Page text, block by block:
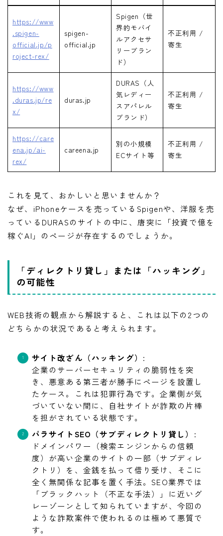
https://www
.spigen-
official.jp/p
roject-rex/
spigen-
official.jp
Spigen（世
界的モバイ
ルアクセサ
リーブラン
ド）
不正利用 /
寄生
https://www
.duras.jp/re
x/
duras.jp
DURAS（人
気レディー
スアパレル
ブランド）
不正利用 /
寄生
https://care
ena.jp/ai-
rex/
careena.jp
別の小規模
ECサイト等
不正利用 /
寄生
これを見て、おかしいと思いませんか？
なぜ、iPhoneケースを売っているSpigenや、洋服を売
っているDURASのサイトの中に、唐突に「投資で億を
稼ぐAI」のページが存在するのでしょうか。
「ディレクトリ貸し」または「ハッキング」
の可能性
WEB技術の観点から解説すると、これは以下の2つの
どちらかの状況であると考えられます。
サイト改ざん（ハッキング） :
企業のサーバーセキュリティの脆弱性を突
き、悪意ある第三者が勝手にページを設置し
たケース。これは犯罪行為です。企業側が気
づいていない間に、自社サイトが詐欺の片棒
を担がされている状態です。
パラサイトSEO（サブディレクトリ貸し） :
ドメインパワー（検索エンジンからの信頼
度）が高い企業のサイトの一部（サブディレ
クトリ）を、金銭を払って借り受け、そこに
全く無関係な記事を置く手法。SEO業界では
「ブラックハット（不正な手法）」に近いグ
レーゾーンとして知られていますが、今回の
ような詐欺案件で使われるのは極めて悪質で
す。